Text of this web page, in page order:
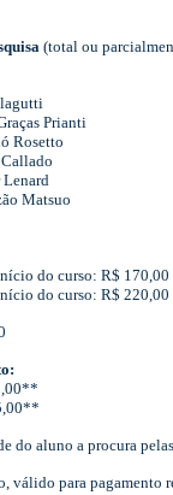
(total ou
Prianti
Rosetto
Matsuo
do curso: R$ 170,00
do curso: R$ 220,00
do aluno a procura
válido para pagamento